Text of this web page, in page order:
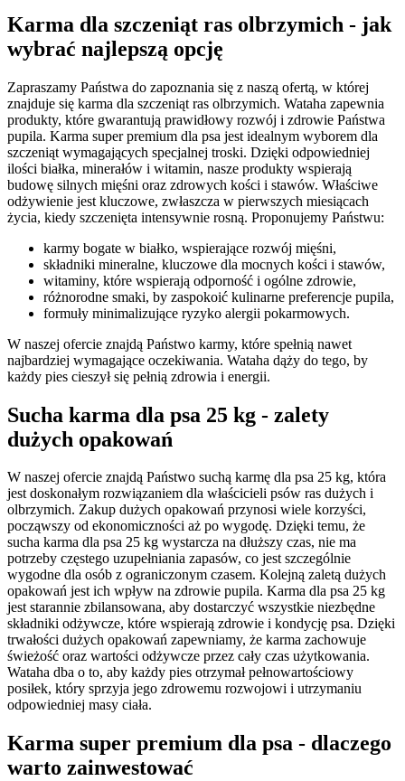
Karma dla szczeniąt ras olbrzymich - jak
wybrać najlepszą opcję
Zapraszamy Państwa do zapoznania się z naszą ofertą, w której
znajduje się karma dla szczeniąt ras olbrzymich. Wataha zapewnia
produkty, które gwarantują prawidłowy rozwój i zdrowie Państwa
pupila. Karma super premium dla psa jest idealnym wyborem dla
szczeniąt wymagających specjalnej troski. Dzięki odpowiedniej
ilości białka, minerałów i witamin, nasze produkty wspierają
budowę silnych mięśni oraz zdrowych kości i stawów. Właściwe
odżywienie jest kluczowe, zwłaszcza w pierwszych miesiącach
życia, kiedy szczenięta intensywnie rosną. Proponujemy Państwu:
karmy bogate w białko, wspierające rozwój mięśni,
składniki mineralne, kluczowe dla mocnych kości i stawów,
witaminy, które wspierają odporność i ogólne zdrowie,
różnorodne smaki, by zaspokoić kulinarne preferencje pupila,
formuły minimalizujące ryzyko alergii pokarmowych.
W naszej ofercie znajdą Państwo karmy, które spełnią nawet
najbardziej wymagające oczekiwania. Wataha dąży do tego, by
każdy pies cieszył się pełnią zdrowia i energii.
Sucha karma dla psa 25 kg - zalety
dużych opakowań
W naszej ofercie znajdą Państwo suchą karmę dla psa 25 kg, która
jest doskonałym rozwiązaniem dla właścicieli psów ras dużych i
olbrzymich. Zakup dużych opakowań przynosi wiele korzyści,
począwszy od ekonomiczności aż po wygodę. Dzięki temu, że
sucha karma dla psa 25 kg wystarcza na dłuższy czas, nie ma
potrzeby częstego uzupełniania zapasów, co jest szczególnie
wygodne dla osób z ograniczonym czasem. Kolejną zaletą dużych
opakowań jest ich wpływ na zdrowie pupila. Karma dla psa 25 kg
jest starannie zbilansowana, aby dostarczyć wszystkie niezbędne
składniki odżywcze, które wspierają zdrowie i kondycję psa. Dzięki
trwałości dużych opakowań zapewniamy, że karma zachowuje
świeżość oraz wartości odżywcze przez cały czas użytkowania.
Wataha dba o to, aby każdy pies otrzymał pełnowartościowy
posiłek, który sprzyja jego zdrowemu rozwojowi i utrzymaniu
odpowiedniej masy ciała.
Karma super premium dla psa - dlaczego
warto zainwestować